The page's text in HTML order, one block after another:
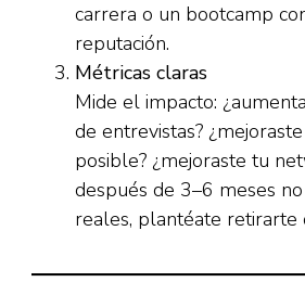
carrera o un bootcamp
reputación.
Métricas claras
Mide el impacto:
de entrevistas?
posible? ¿mejoraste tu
después de 3–6 meses
reales, plantéate retirarte